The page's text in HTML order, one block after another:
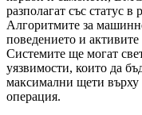
разполагат със статус
Алгоритмите за
поведението и
Системите ще могат
уязвимости, които да
максимални щети върху
операция.